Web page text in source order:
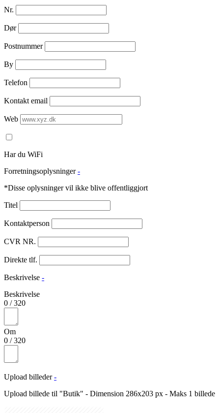
Nr.
Dør
Postnummer
By
Telefon
Kontakt email
Web
Har du WiFi
Forretningsoplysninger -
*Disse oplysninger vil ikke blive offentliggjort
Titel
Kontaktperson
CVR NR.
Direkte tlf.
Beskrivelse -
Beskrivelse
0 /320
Om
0 /320
Upload billeder -
Upload billede til "Butik" - Dimension 286x203 px - Maks 1 billede